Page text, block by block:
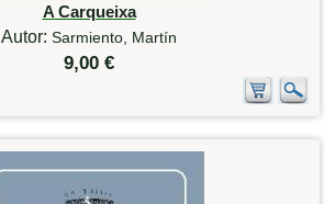
A Carqueixa
Autor: Sarmiento, Martín
9,00 €